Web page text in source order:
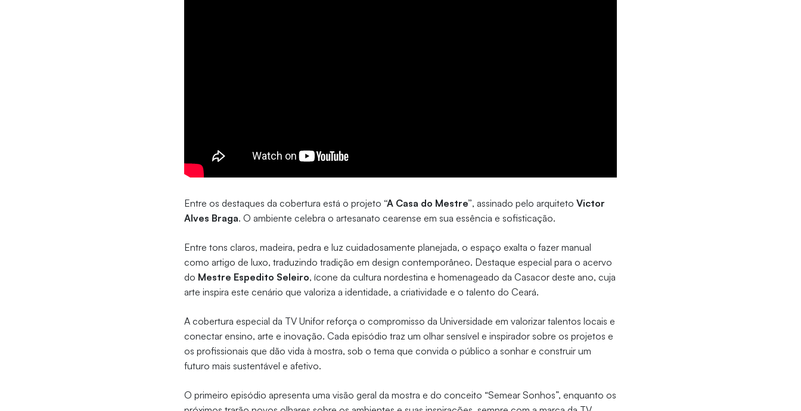
Entre os destaques da cobertura está o projeto “A Casa do Mestre”, assinado pelo arquitetoVictor
Alves Braga. O ambiente celebra o artesanato cearense em sua essência e sofisticação.
Entre tons claros, madeira, pedra e luz cuidadosamente planejada, o espaço exalta o fazer manual
como artigo de luxo, traduzindo tradição em design contemporâneo. Destaque especial para o acervo
do Mestre Espedito Seleiro, ícone da cultura nordestina e homenageado da Casacor deste ano, cuja
arte inspira este cenário que valoriza a identidade, a criatividade e o talento do Ceará.
A cobertura especial da TV Unifor reforça o compromisso da Universidade em valorizar talentos locais e
conectar ensino, arte e inovação. Cada episódio traz um olhar sensível e inspirador sobre os projetos e
os profissionais que dão vida à mostra, sob o tema que convida o público a sonhar e construir um
futuro mais sustentável e afetivo.
O primeiro episódio apresenta uma visão geral da mostra e do conceito “Semear Sonhos”, enquanto os